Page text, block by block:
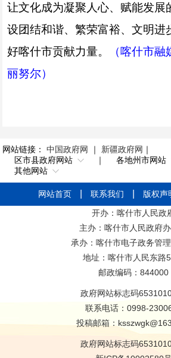
让文化成为凝聚人心、赋能发展
设团结和谐、繁荣富裕、文明进
好喀什市贡献力量。
（喀什市
丽努尔）
网站链接： 中国政府网 ｜ 新疆政府网 ｜
区市县政府网站
｜ 各地州市网站
其他网站
网站首页 联系我们 版权声
开办：喀什市人民政
主办：喀什市人民政府
承办：喀什市电子政务管
地址：喀什市人民东路
邮政编码：844000
政府网站标志码
联系电话：0998-
投稿邮箱：
政府网站标志码